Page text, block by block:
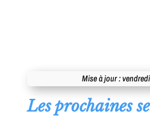
Mise à jour :
Les prochaines